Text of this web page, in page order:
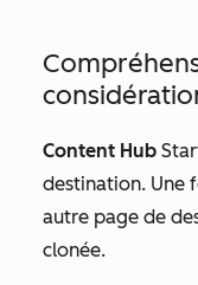
Content Hub
destination. Une
autre page de
clonée.